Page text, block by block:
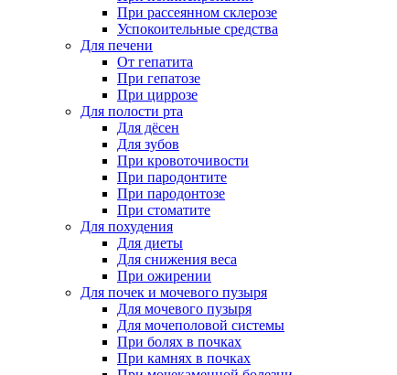
При рассеянном склерозе
Успокоительные средства
Для печени
От гепатита
При гепатозе
При циррозе
Для полости рта
Для дёсен
Для зубов
При кровоточивости
При пародонтите
При пародонтозе
При стоматите
Для похудения
Для диеты
Для снижения веса
При ожирении
Для почек и мочевого пузыря
Для мочевого пузыря
Для мочеполовой системы
При болях в почках
При камнях в почках